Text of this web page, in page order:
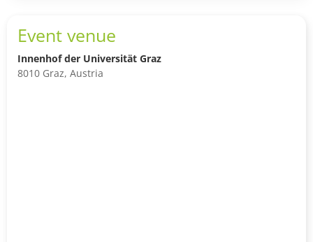
Event venue
Innenhof der Universität Graz
8010 Graz, Austria